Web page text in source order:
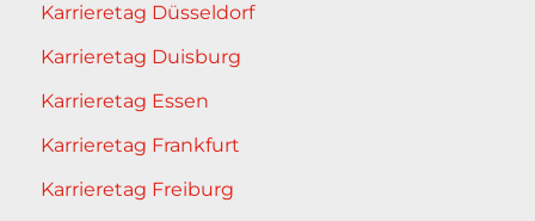
Karrieretag Düsseldorf
Karrieretag Duisburg
Karrieretag Essen
Karrieretag Frankfurt
Karrieretag Freiburg